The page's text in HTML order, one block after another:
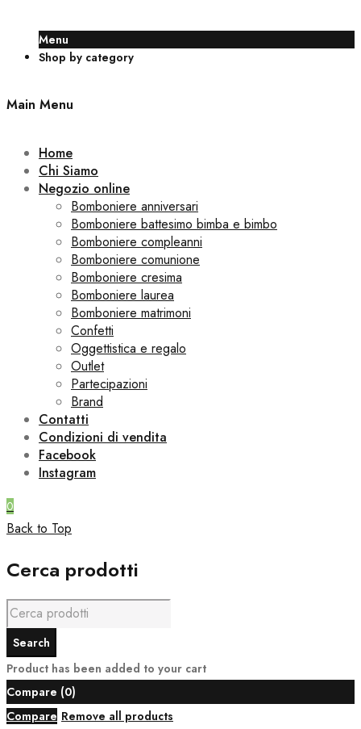
Menu
Shop by category
Main Menu
Home
Chi Siamo
Negozio online
Bomboniere anniversari
Bomboniere battesimo bimba e bimbo
Bomboniere compleanni
Bomboniere comunione
Bomboniere cresima
Bomboniere laurea
Bomboniere matrimoni
Confetti
Oggettistica e regalo
Outlet
Partecipazioni
Brand
Contatti
Condizioni di vendita
Facebook
Instagram
0
Back to Top
Cerca prodotti
Product has been added to your cart
Compare (0)
Compare Remove all products